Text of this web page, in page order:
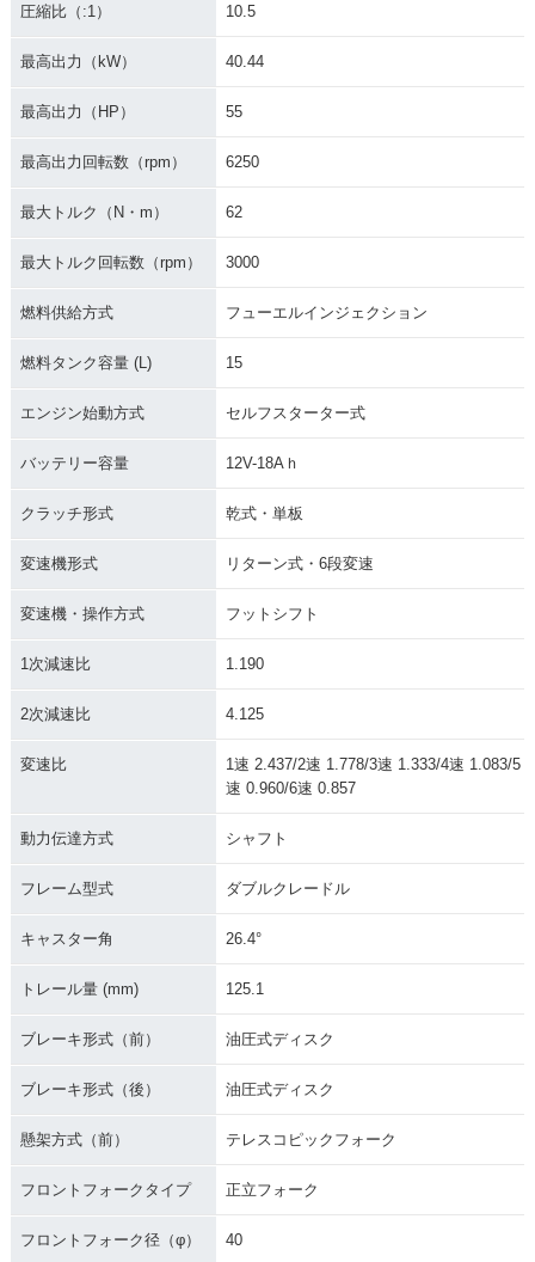
圧縮比（:1） 10.5
最高出力（kW） 40.44
最高出力（HP） 55
最高出力回転数（rpm） 6250
最大トルク（N・m） 62
最大トルク回転数（rpm） 3000
燃料供給方式 フューエルインジェクション
燃料タンク容量 (L) 15
エンジン始動方式 セルフスターター式
バッテリー容量 12V-18Aｈ
クラッチ形式 乾式・単板
変速機形式 リターン式・6段変速
変速機・操作方式 フットシフト
1次減速比 1.190
2次減速比 4.125
変速比
1速 2.437/2速 1.778/3速 1.333/4速 1.083/5
速 0.960/6速 0.857
動力伝達方式 シャフト
フレーム型式 ダブルクレードル
キャスター角 26.4°
トレール量 (mm) 125.1
ブレーキ形式（前） 油圧式ディスク
ブレーキ形式（後） 油圧式ディスク
懸架方式（前） テレスコピックフォーク
フロントフォークタイプ 正立フォーク
フロントフォーク径（φ） 40